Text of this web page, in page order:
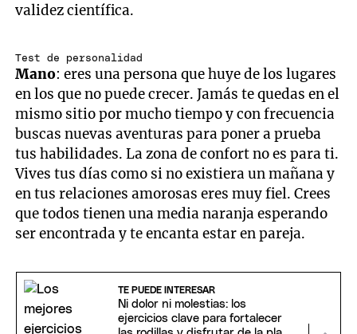
validez científica.
Test de personalidad
Mano: eres una persona que huye de los lugares
en los que no puede crecer. Jamás te quedas en el
mismo sitio por mucho tiempo y con frecuencia
buscas nuevas aventuras para poner a prueba
tus habilidades. La zona de confort no es para ti.
Vives tus días como si no existiera un mañana y
en tus relaciones amorosas eres muy fiel. Crees
que todos tienen una media naranja esperando
ser encontrada y te encanta estar en pareja.
TE PUEDE INTERESAR
Ni dolor ni molestias: los
ejercicios clave para fortalecer